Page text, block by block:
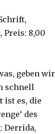
Preis: 8,00
geben wir
schnell
ist es, die
des
Derrida,